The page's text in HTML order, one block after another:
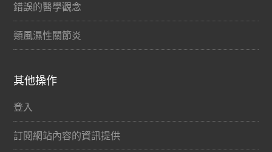
錯誤的醫學觀念
類風濕性關節炎
其他操作
登入
訂閱網站內容的資訊提供